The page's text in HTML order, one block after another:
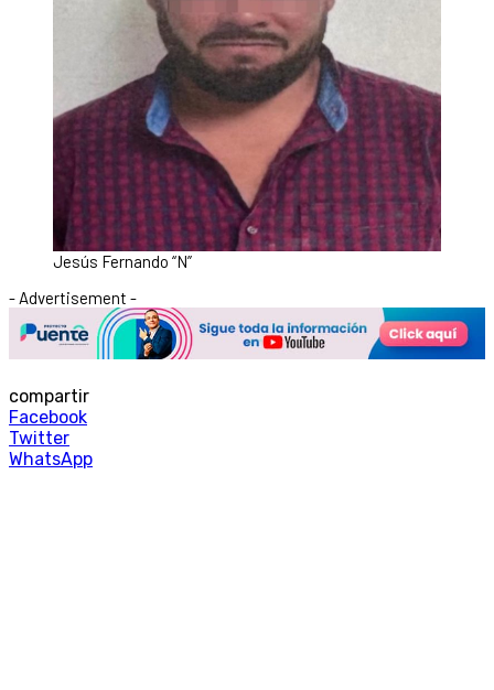
Jesús Fernando “N”
- Advertisement -
compartir
Facebook
Twitter
WhatsApp